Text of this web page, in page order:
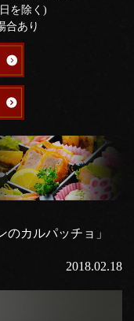
を除く)
合あり
のカルパッチョ」
2018.02.18